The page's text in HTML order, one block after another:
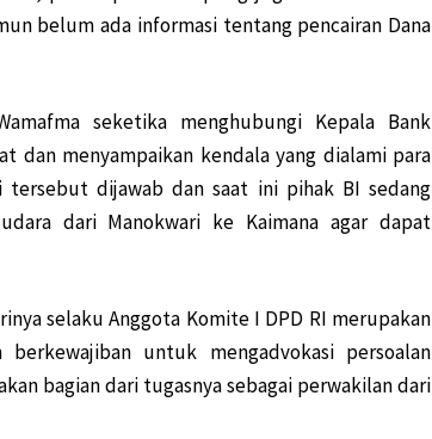
belum ada informasi tentang pencairan Dana
seketika menghubungi Kepala Bank
dan menyampaikan kendala yang dialami para
dijawab dan saat ini pihak BI sedang
dari Manokwari ke Kaimana agar dapat
selaku Anggota Komite I DPD RI merupakan
untuk mengadvokasi persoalan
bagian dari tugasnya sebagai perwakilan dari